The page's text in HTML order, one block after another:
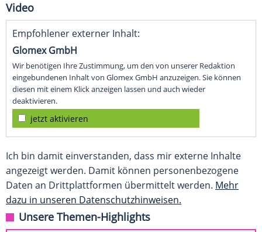
Video
Empfohlener externer Inhalt:
Glomex GmbH
Wir benötigen Ihre Zustimmung, um den von unserer Redaktion
eingebundenen Inhalt von Glomex GmbH anzuzeigen. Sie können
diesen mit einem Klick anzeigen lassen und auch wieder
deaktivieren.
jetzt aktivieren
Ich bin damit einverstanden, dass mir externe Inhalte
angezeigt werden. Damit können personenbezogene
Daten an Drittplattformen übermittelt werden. Mehr
dazu in unseren Datenschutzhinweisen.
Unsere Themen-Highlights